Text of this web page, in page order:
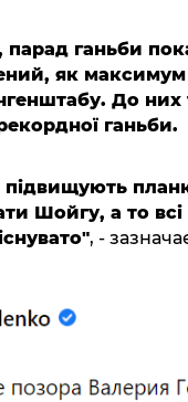
парад ганьби
як максимум
До них
ганьби.
Шойгу, а то
, -